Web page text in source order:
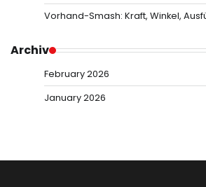
Vorhand-Smash: Kraft, Winkel,
Archiv
February 2026
January 2026